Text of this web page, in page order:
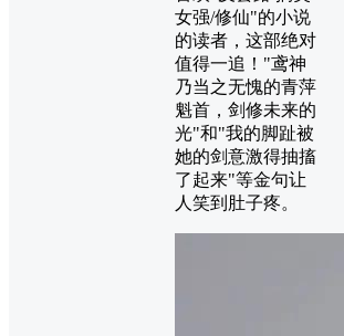
女强/修仙"的小说
的读者，这部绝对
值得一追！"鸢神
乃当之无愧的青萍
魁首，剑修未来的
光"和"我的脚趾被
她的剑意激得抽搐
了起来"等金句让
人笑到肚子疼。